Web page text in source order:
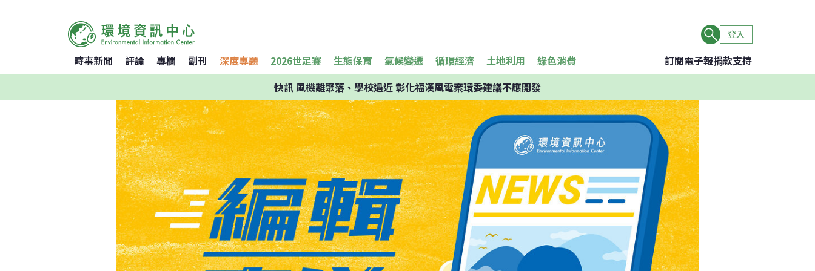
登入
時事新聞 評論 專欄 副刊 深度專題 2026世足賽 生態保育 氣候變遷 循環經濟 土地利用 綠色消費 訂閱電子報捐款支持
快訊風機離聚落、學校過近 彰化福漢風電案環委建議不應開發